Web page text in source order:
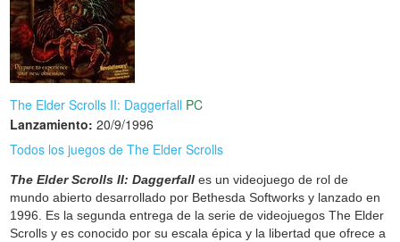
The Elder Scrolls II: Daggerfall PC
Lanzamiento: 20/9/1996
Todos los juegos de The Elder Scrolls
The Elder Scrolls II: Daggerfall es un videojuego de rol de
mundo abierto desarrollado por Bethesda Softworks y lanzado en
1996. Es la segunda entrega de la serie de videojuegos The Elder
Scrolls y es conocido por su escala épica y la libertad que ofrece a